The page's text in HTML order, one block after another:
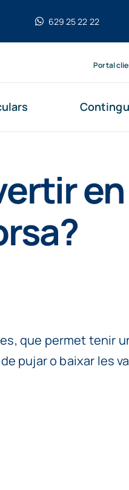
629 25 22 22
Portal
que permet tenir
pujar o baixar les